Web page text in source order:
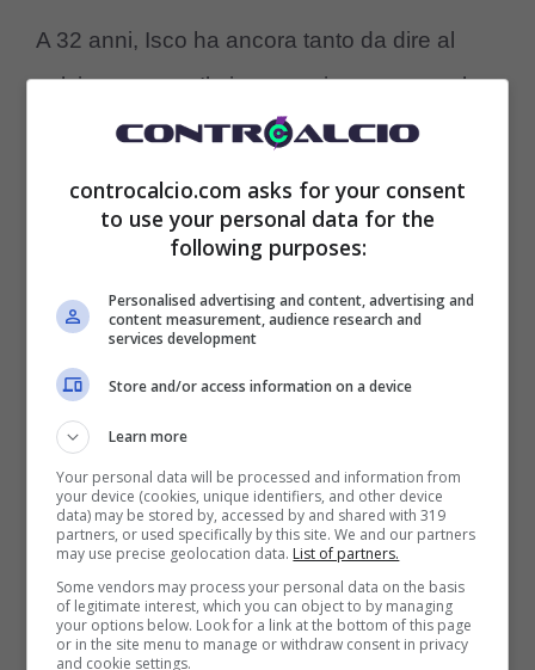
A 32 anni, Isco ha ancora tanto da dire al
calcio europeo. Il giocatore, in passato nel
mirino delle grandi come Milan e Juventus,
attualmente è di proprietà del Betis Siviglia
che ha saputo rivitalizzare al massimo il
calciatore che adesso è pronto ad un altro
grande salto.
Infatti, a sorpresa,c’è una società italiana
su Iscoche ha mosso dei passi concreti per
prendere il giocatore che è nel mirino di una
squadra da metà classifica.
Persostituire il partente Gudmundsson
direttore sportivo sta lavorando perportare
controcalcio.com asks for your consent
to use your personal data for the
following purposes:
Personalised advertising and content, advertising and
content measurement, audience research and
services development
Store and/or access information on a device
Learn more
Your personal data will be processed and information from
your device (cookies, unique identifiers, and other device
data) may be stored by, accessed by and shared with 319
partners, or used specifically by this site. We and our partners
may use precise geolocation data. List of partners.
Some vendors may process your personal data on the basis
of legitimate interest, which you can object to by managing
your options below. Look for a link at the bottom of this page
or in the site menu to manage or withdraw consent in privacy
and cookie settings.